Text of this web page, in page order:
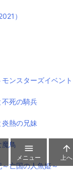
）
モンスターズイベント
死の騎兵
熱の兄妹
魔鳥
亡国の人魚姫～

メニュー

上へ